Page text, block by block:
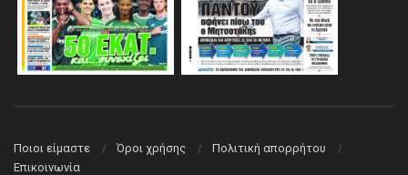
Ποιοι είμαστε Όροι χρήσης
Πολιτική απορρήτου
Επικοινωνία